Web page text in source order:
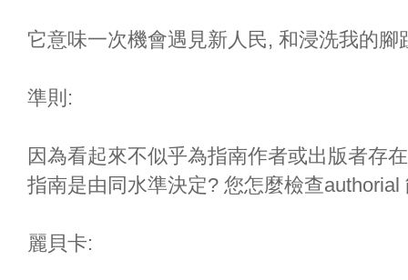
它意味一次機會遇見新人民, 和浸洗我的
準則:
因為看起來不似乎為指南作者或出版者存
指南是由同水準決定? 您怎麼檢查authorial
麗貝卡: